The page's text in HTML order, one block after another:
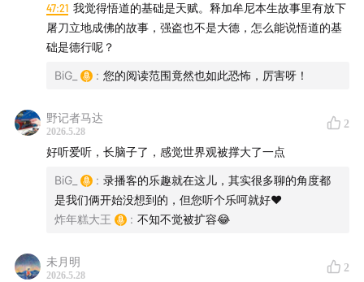
轻乐谈 - 探山 - 陈爽朗
喻晓庆 - 一席一天地
Oskar Schuster - Cinzia
Oskar Schuster - Theben
竖琴小杏仁 - 镇命歌（竖琴版）
MoreanP - 暮秋沉眠
唐凯顿 - 纪录片《广府春秋》-流水
47:21 我觉得悟道的基础是天赋。释加牟尼本生故事里有放下
屠刀立地成佛的故事，强盗也不是大德，怎么能说悟道的基
础是德行呢？
BiG_ : 您的阅读范围竟然也如此恐怖，厉害呀！
野记者马达
2026.5.28
2
好听爱听，长脑子了，感觉世界观被撑大了一点
BiG_ : 录播客的乐趣就在这儿，其实很多聊的角度都
是我们俩开始没想到的，但您听个乐呵就好♥️
炸年糕大王
: 不知不觉被扩容😂
未月明
2026.5.28
2